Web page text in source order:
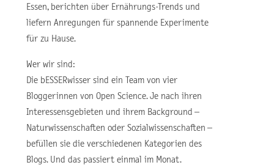
Essen, berichten über Ernährungs-Trends und
liefern Anregungen für spannende Experimente
für zu Hause.
Wer wir sind:
Die bESSERwisser sind ein Team von vier
Bloggerinnen von Open Science. Je nach ihren
Interessensgebieten und ihrem Background –
Naturwissenschaften oder Sozialwissenschaften –
befüllen sie die verschiedenen Kategorien des
Blogs. Und das passiert einmal im Monat.